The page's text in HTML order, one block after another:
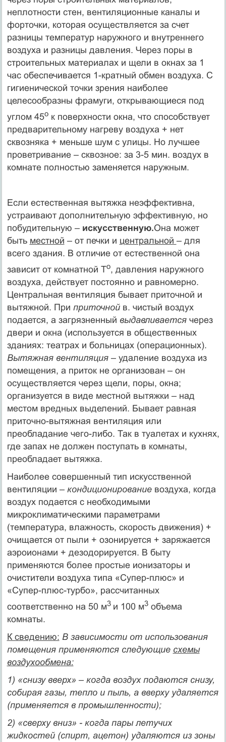
неплотности стен, вентиляционные каналы и
форточки, которая осуществляется за счет
разницы температур наружного и внутреннего
воздуха и разницы давления. Через поры в
строительных материалах и щели в окнах за 1
час обеспечивается 1-кратный обмен воздуха. С
гигиенической точки зрения наиболее
целесообразны фрамуги, открывающиеся под
углом 45ок поверхности окна, что способствует
предварительному нагреву воздуха + нет
сквозняка + меньше шум с улицы. Но лучшее
проветривание – сквозное: за 3-5 мин. воздух в
комнате полностью заменяется наружным.
Если естественная вытяжка неэффективна,
устраивают дополнительную эффективную, но
побудительную – искусственную.Она может
быть местной – от печки и центральной – для
всего здания. В отличие от естественной она
зависит от комнатной То, давления наружного
воздуха, действует постоянно и равномерно.
Центральная вентиляция бывает приточной и
вытяжной. При приточнойв. чистый воздух
подается, а загрязненный выдавливаетсячерез
двери и окна (используется в общественных
зданиях: театрах и больницах (операционных).
Вытяжная вентиляция – удаление воздуха из
помещения, а приток не организован – он
осуществляется через щели, поры, окна;
организуется в виде местной вытяжки – над
местом вредных выделений. Бывает равная
приточно-вытяжная вентиляция или
преобладание чего-либо. Так в туалетах и кухнях,
где запах не должен поступать в комнаты,
преобладает вытяжка.
Наиболее совершенный тип искусственной
вентиляции – кондиционированиевоздуха, когда
воздух подается с необходимыми
микроклиматическими параметрами
(температура, влажность, скорость движения) +
очищается от пыли + озонируется + заряжается
аэроионами + дезодорируется. В быту
применяются более простые ионизаторы и
очистители воздуха типа «Супер-плюс» и
«Супер-плюс-турбо», рассчитанных
соответственно на 50 м3 и 100 м3объема
комнаты.
К сведению: В зависимости от использования
помещения применяются следующие схемы
воздухообмена:
1) «снизу вверх» – когда воздух подаются снизу,
собирая газы, тепло и пыль, а вверху удаляется
(применяется в промышленности);
2) «сверху вниз» - когда пары летучих
жидкостей (спирт, ацетон) удаляются из зоны